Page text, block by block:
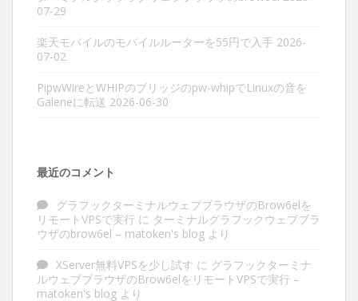
07-29
楽天モバイルのモバイルルーターを55円で入手 2026-
07-02
PipwWireとWHIPのブリッジのpw-whipでLinuxの音を
Galeneに転送 2026-06-30
最近のコメント
グラフックターミナルウェブブラウザのBrow6elを
リモートVPSで実行 に ターミナルグラフックウェブブラ
ウザのbrow6el – matoken's blog より
XServer無料VPSを少し試す に グラフックターミナ
ルウェブブラウザのBrow6elをリモートVPSで実行 –
matoken's blog より